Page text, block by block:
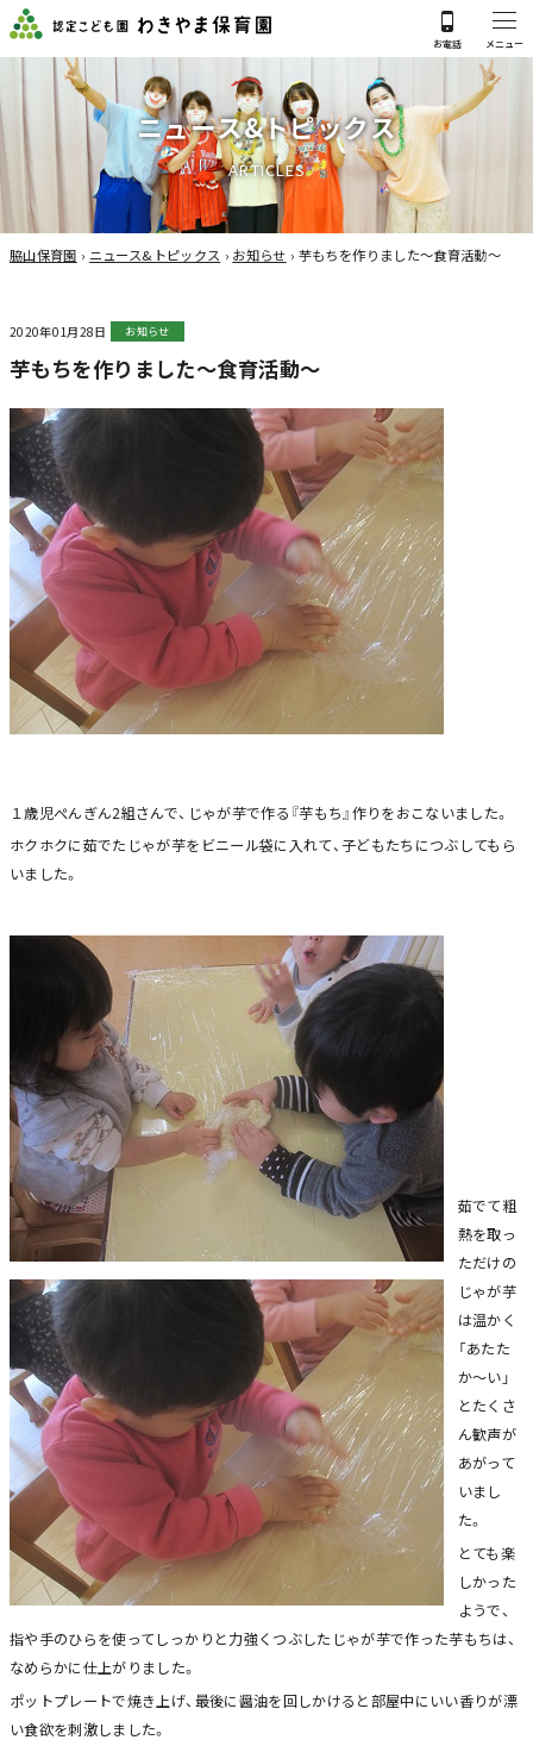
ニュース&トピックス
ARTICLES
脇山保育園 › ニュース&トピックス › お知らせ › 芋もちを作りました～食育活動～
2020年01月28日 お知らせ
芋もちを作りました～食育活動～
１歳児ぺんぎん2組さんで、じゃが芋で作る『芋もち』作りをおこないました。
ホクホクに茹でたじゃが芋をビニール袋に入れて、子どもたちにつぶしてもら
いました。
茹でて粗
熱を取っ
ただけの
じゃが芋
は温かく
「あたた
か～い」
とたくさ
ん歓声が
あがって
いまし
た。
とても楽
しかった
ようで、
指や手のひらを使ってしっかりと力強くつぶしたじゃが芋で作った芋もちは、
なめらかに仕上がりました。
ポットプレートで焼き上げ、最後に醤油を回しかけると部屋中にいい香りが漂
い食欲を刺激しました。